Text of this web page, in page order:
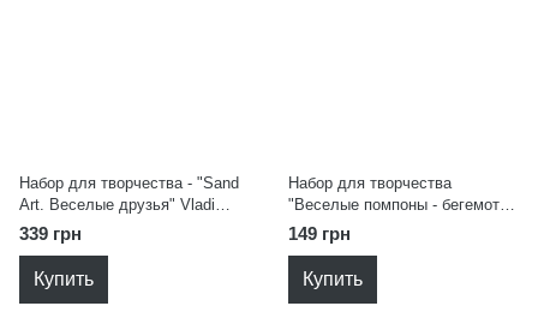
Набор для творчества - "Sand
Art. Веселые друзья" Vladi
Toys VT4501-01
339 грн
Купить
Набор для творчества
"Веселые помпоны - бегемот"
Strateg 30993
149 грн
Купить